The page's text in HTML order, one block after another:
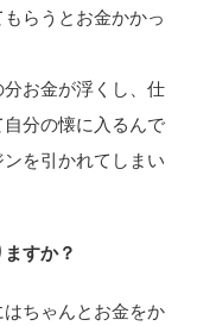
らうとお金かかっ
お金が浮くし、仕
分の懐に入るんで
を引かれてしまい
すか？
ちゃんとお金をか